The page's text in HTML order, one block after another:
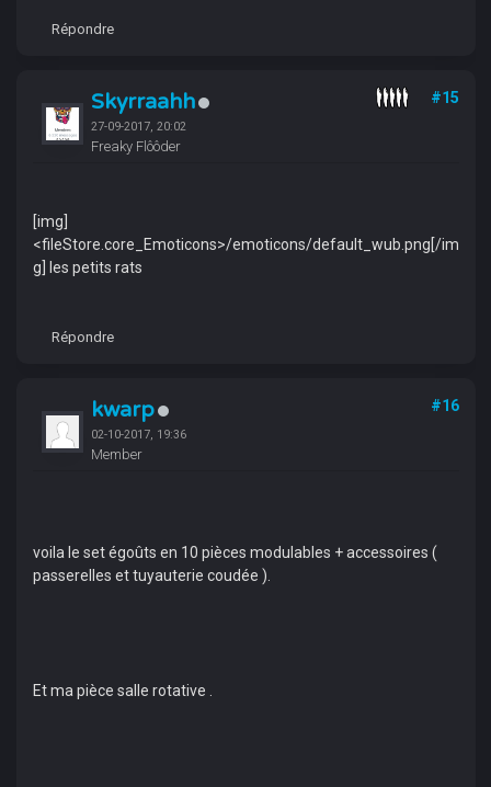
Répondre
Skyrraahh
27-09-2017, 20:02
Freaky Flôôder
#15
[img]
<fileStore.core_Emoticons>/emoticons/default_wub.png[/im
g] les petits rats
Répondre
kwarp
02-10-2017, 19:36
Member
#16
voila le set égoûts en 10 pièces modulables + accessoires (
passerelles et tuyauterie coudée ).
Et ma pièce salle rotative .